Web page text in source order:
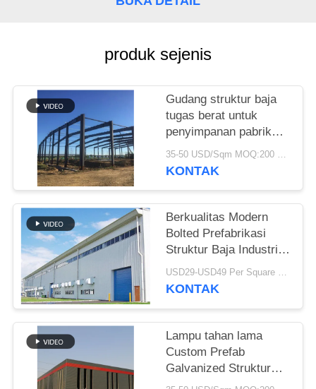
KESALAHAN
BLOG
SITEMAP
PRIVACY
POLICY
produk sejenis
Gudang struktur baja
tugas berat untuk
penyimpanan pabrik
semen
35-50 USD/Sqm MOQ:200 meter persegi
KONTAK
Berkualitas Modern
Bolted Prefabrikasi
Struktur Baja Industri
Gudang Untuk Pabrik
USD29-USD49 Per Square Meter MOQ:200 meter persegi
KONTAK
Lampu tahan lama
Custom Prefab
Galvanized Struktur
Baja Gudang Untuk